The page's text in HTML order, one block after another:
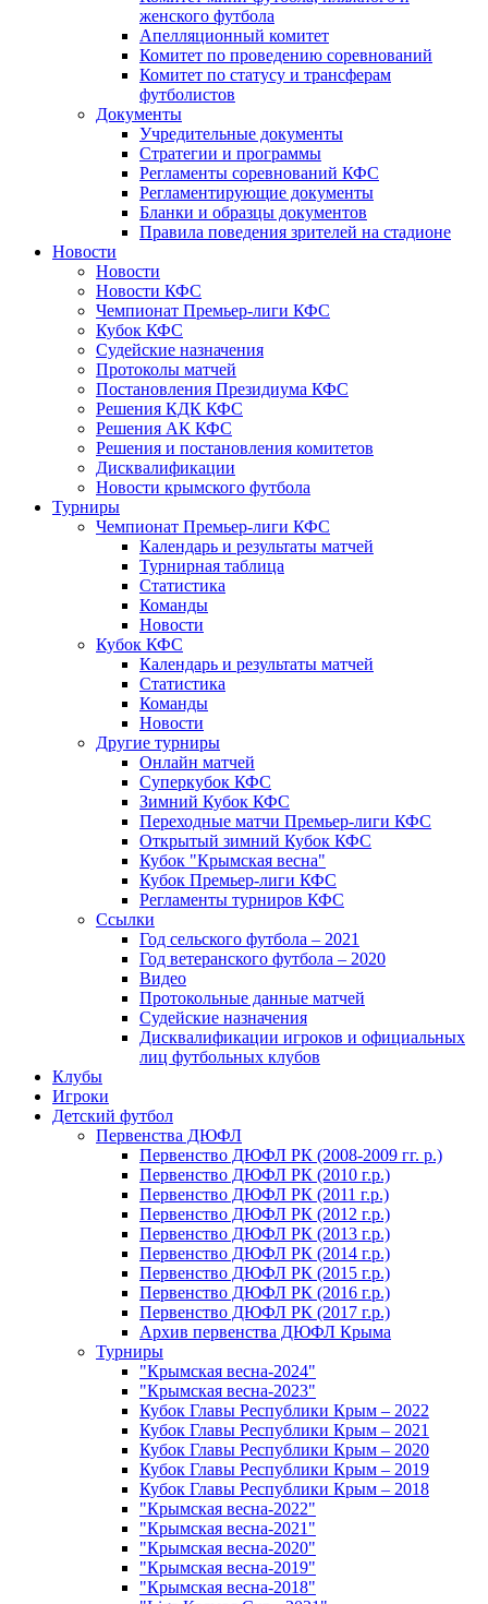
женского футбола
Апелляционный комитет
Комитет по проведению соревнований
Комитет по статусу и трансферам
футболистов
Документы
Учредительные документы
Стратегии и программы
Регламенты соревнований КФС
Регламентирующие документы
Бланки и образцы документов
Правила поведения зрителей на стадионе
Новости
Новости
Новости КФС
Чемпионат Премьер-лиги КФС
Кубок КФС
Судейские назначения
Протоколы матчей
Постановления Президиума КФС
Решения КДК КФС
Решения АК КФС
Решения и постановления комитетов
Дисквалификации
Новости крымского футбола
Турниры
Чемпионат Премьер-лиги КФС
Календарь и результаты матчей
Турнирная таблица
Статистика
Команды
Новости
Кубок КФС
Календарь и результаты матчей
Статистика
Команды
Новости
Другие турниры
Онлайн матчей
Суперкубок КФС
Зимний Кубок КФС
Переходные матчи Премьер-лиги КФС
Открытый зимний Кубок КФС
Кубок "Крымская весна"
Кубок Премьер-лиги КФС
Регламенты турниров КФС
Ссылки
Год сельского футбола – 2021
Год ветеранского футбола – 2020
Видео
Протокольные данные матчей
Судейские назначения
Дисквалификации игроков и официальных
лиц футбольных клубов
Клубы
Игроки
Детский футбол
Первенства ДЮФЛ
Первенство ДЮФЛ РК (2008-2009 гг. р.)
Первенство ДЮФЛ РК (2010 г.р.)
Первенство ДЮФЛ РК (2011 г.р.)
Первенство ДЮФЛ РК (2012 г.р.)
Первенство ДЮФЛ РК (2013 г.р.)
Первенство ДЮФЛ РК (2014 г.р.)
Первенство ДЮФЛ РК (2015 г.р.)
Первенство ДЮФЛ РК (2016 г.р.)
Первенство ДЮФЛ РК (2017 г.р.)
Архив первенства ДЮФЛ Крыма
Турниры
"Крымская весна-2024"
"Крымская весна-2023"
Кубок Главы Республики Крым – 2022
Кубок Главы Республики Крым – 2021
Кубок Главы Республики Крым – 2020
Кубок Главы Республики Крым – 2019
Кубок Главы Республики Крым – 2018
"Крымская весна-2022"
"Крымская весна-2021"
"Крымская весна-2020"
"Крымская весна-2019"
"Крымская весна-2018"